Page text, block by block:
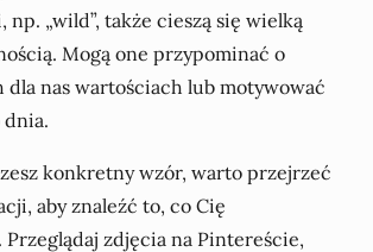
np. „wild”, także cieszą się wielką
Mogą one przypominać o
dla nas wartościach lub motywować
dnia.
konkretny wzór, warto przejrzeć
aby znaleźć to, co Cię
. Przeglądaj zdjęcia na Pintereście,